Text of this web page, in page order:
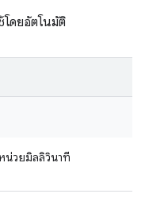
โดยอัตโนมัติ
น่วยมิลลิวินาที